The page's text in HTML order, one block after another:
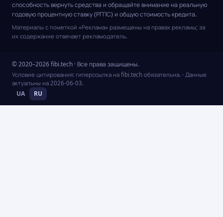
способность вернуть средства и обращайте внимание на реальную
годовую процентную ставку (РГПС) и общую стоимость кредита.
Материалы с пометкой «Реклама» размещены на правах рекламы; за
их содержание отвечает рекламодатель.
© 2020–2026 fibi.tech · Все права защищены.
Условие цитирования: гиперссылка на fibi.tech обязательна. · Данные
актуальны на 2026-06-03.
UA RU